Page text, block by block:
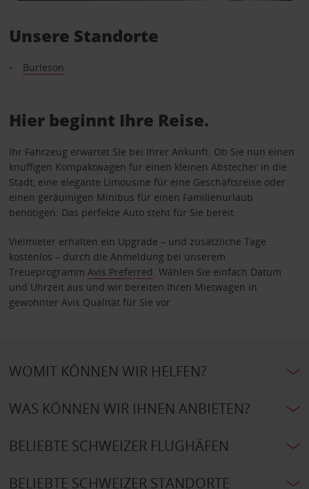
Unsere Standorte
Burleson
Hier beginnt Ihre Reise.
Ihr Fahrzeug erwartet Sie bei Ihrer Ankunft. Ob Sie nun einen
knuffigen Kompaktwagen für einen kleinen Abstecher in die
Stadt, eine elegante Limousine für eine Geschäftsreise oder
einen geräumigen Minibus für einen Familienurlaub
benötigen: Das perfekte Auto steht für Sie bereit.
Vielmieter erhalten ein Upgrade – und zusätzliche Tage
kostenlos – durch die Anmeldung bei unserem
Treueprogramm Avis Preferred . Wählen Sie einfach Datum
und Uhrzeit aus und wir bereiten Ihren Mietwagen in
gewohnter Avis Qualität für Sie vor.
WOMIT KÖNNEN WIR HELFEN?
WAS KÖNNEN WIR IHNEN ANBIETEN?
BELIEBTE SCHWEIZER FLUGHÄFEN
BELIEBTE SCHWEIZER STANDORTE